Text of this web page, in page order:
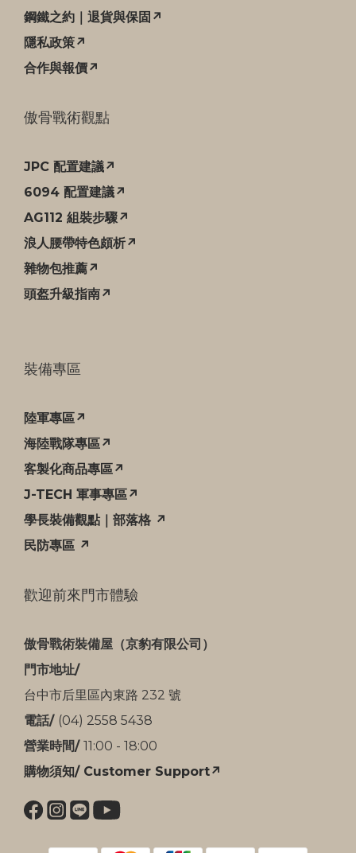
鋼鐵之約｜退貨與保固↗
隱私政策↗
合作與報價↗
傲骨戰術觀點
JPC 配置建議↗
6094 配置建議↗
AG112 組裝步驟↗
浪人腰帶特色頗析↗
雜物包推薦↗
頭盔升級指南↗
裝備專區
陸軍專區↗
海陸戰隊專區↗
客製化商品專區↗
J-TECH 軍事專區↗
學長裝備觀點｜部落格 ↗
民防專區 ↗
歡迎前來門市體驗
傲骨戰術裝備屋（京豹有限公司）
門市地址/
台中市后里區內東路 232 號
電話/ (04) 2558 5438
營業時間/ 11:00 - 18:00
購物須知/ Customer Support↗